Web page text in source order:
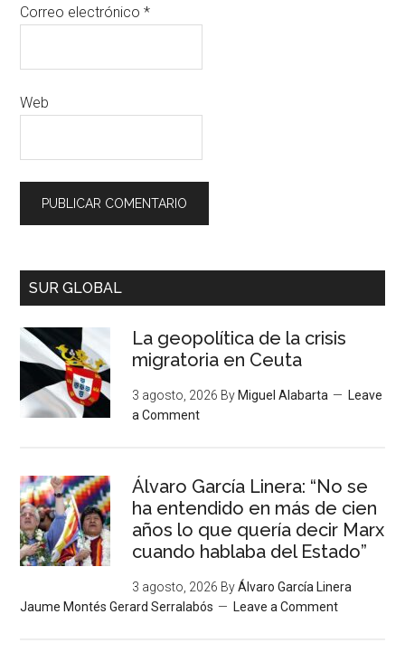
Correo electrónico*
Web
SUR GLOBAL
La geopolítica de la crisis
migratoria en Ceuta
3 agosto, 2026 By Miguel Alabarta
Leave
a Comment
Álvaro García Linera: “No se
ha entendido en más de cien
años lo que quería decir Marx
cuando hablaba del Estado”
3 agosto, 2026 ByÁlvaro García Linera
Jaume Montés Gerard Serralabós
Leave a Comment